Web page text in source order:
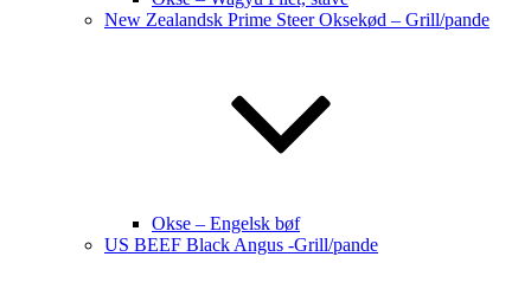
New Zealandsk Prime Steer Oksekød – Grill/pande
Okse – Engelsk bøf
US BEEF Black Angus -Grill/pande